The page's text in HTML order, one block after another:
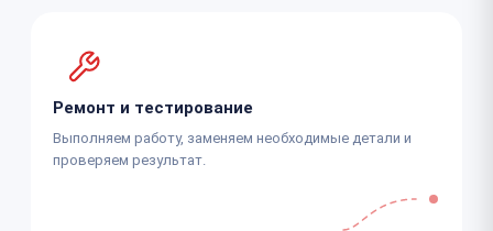
Ремонт и тестирование
Выполняем работу, заменяем необходимые детали и
проверяем результат.